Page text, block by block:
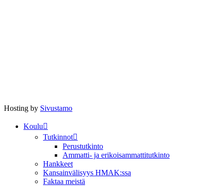
Hosting by Sivustamo
Koulu
Tutkinnot
Perustutkinto
Ammatti- ja erikoisammattitutkinto
Hankkeet
Kansainvälisyys HMAK:ssa
Faktaa meistä